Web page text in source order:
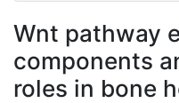
Wnt pathway
components
roles in bone